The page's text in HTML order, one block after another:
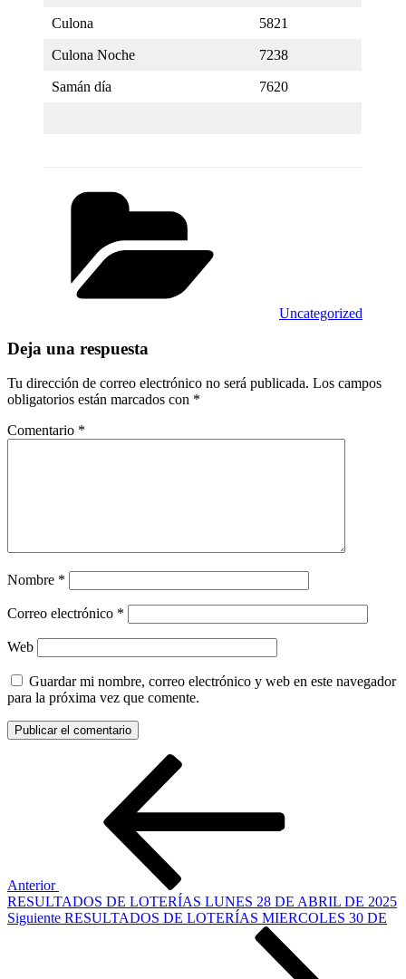
Culona 5821
Culona Noche 7238
Samán día 7620
Uncategorized
Deja una respuesta
Tu dirección de correo electrónico no será publicada. Los campos
obligatorios están marcados con *
Comentario *
Nombre *
Correo electrónico *
Web
Guardar mi nombre, correo electrónico y web en este navegador
para la próxima vez que comente.
Anterior
RESULTADOS DE LOTERÍAS LUNES 28 DE ABRIL DE 2025
Siguiente
Siguiente RESULTADOS DE LOTERÍAS MIERCOLES 30 DE